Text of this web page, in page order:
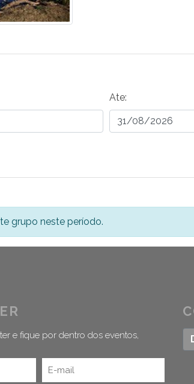
Ate:
grupo neste período.
e fique por dentro dos eventos,